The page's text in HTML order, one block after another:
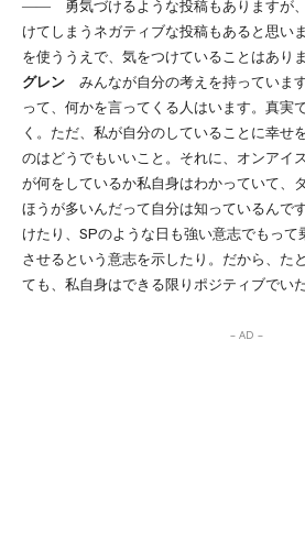
―― 勇気づけるような投稿もありますが
けてしまうネガティブな投稿もあると思い
を使ううえで、気をつけていることはありま
グレン みんなが自分の考えを持っていま
って、何かを言ってくる人はいます。真実
く。ただ、私が自分のしていることに幸せ
のはどうでもいいこと。それに、オンアイ
が何をしているか私自身はわかっていて、
ほうが多いんだって自分は知っているんで
けたり、SPのような日も強い意志でもって
させるという意志を示したり。だから、た
ても、私自身はできる限りポジティブでい
– AD –